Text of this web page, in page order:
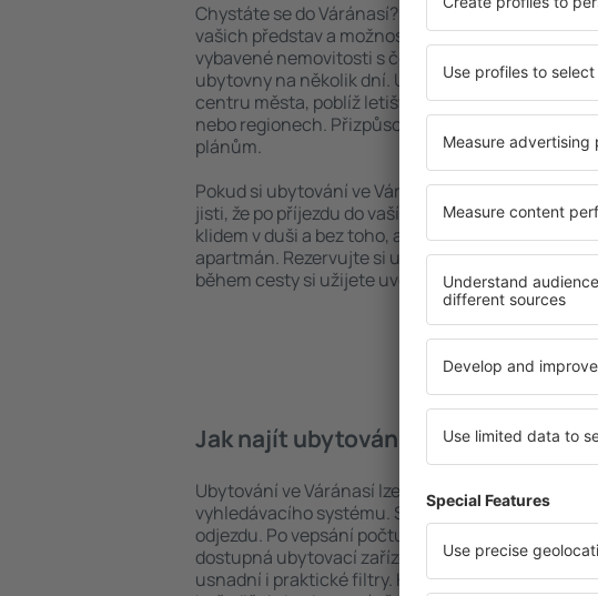
Chystáte se do Váránasí? Najděte si ubytování
vašich představ a možností. Můžete využít
vybavené nemovitosti s četnými vymoženostmi,
ubytovny na několik dní. Ubytování ve Váránasí je
centru města, poblíž letiště i v méně
nebo regionech. Přizpůsobte ubytování vašim
plánům.
Pokud si ubytování ve Váránasí zarezervujete
jisti, že po příjezdu do vaší destinace si budete
klidem v duši a bez toho, abyste museli hledat
apartmán. Rezervujte si ubytování před odjezdem
během cesty si užijete uvolněnou atmosféru.
Jak najít ubytování ve Váránasí?
Ubytování ve Váránasí lze rychle najít
vyhledávacího systému. Stačí uvést cíl cesty a
odjezdu. Po vepsání počtu cestujících systém
dostupná ubytovací zařízení ve Váránasí. Výběr
usnadní i praktické filtry. Hledat můžete podle